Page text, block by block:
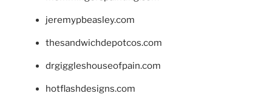
jeremypbeasley.com
thesandwichdepotcos.com
drgiggleshouseofpain.com
hotflashdesigns.com